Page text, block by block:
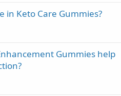
in Keto Care Gummies?
Gummies help